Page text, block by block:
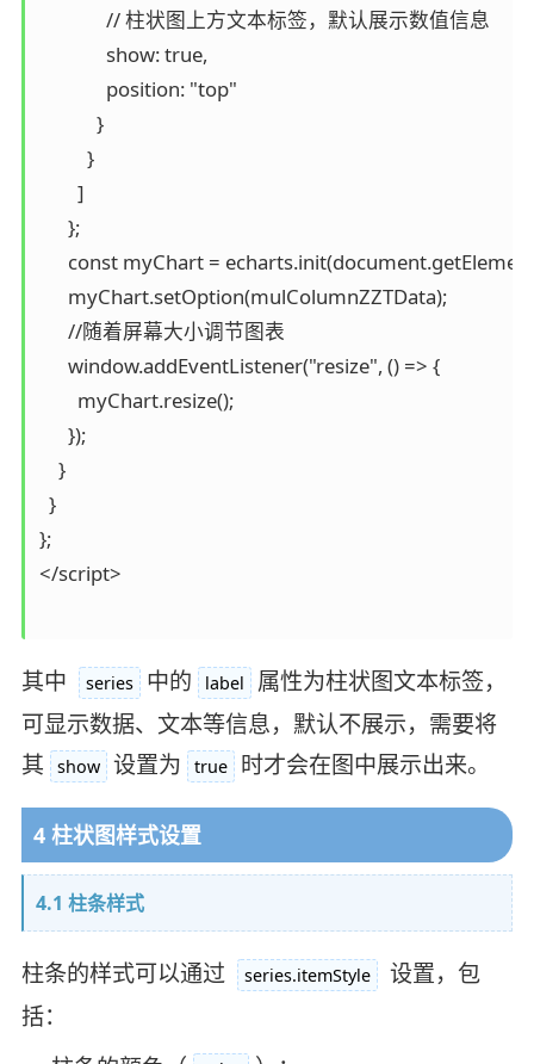
              // 柱状图上方文本标签，默认展示数值信息
              show: true,
              position: "top"
            }
          }
        ]
      };
const myChart =
      myChart.setOption(mulColumnZZTData);
      //随着屏幕大小调节图表
      window.addEventListener("resize", () => {
        myChart.resize();
      });
    }
  }
};
</script>
其中 series 中的 label
属性为柱状图文本标签，
可显示数据、文本等信息，默认不展示，需要将
其
show 设置为 true 时才会在图中展示出来。
4 柱状图样式设置
4.1 柱条样式
柱条的样式可以通过 series.itemStyle
设置，包
括：